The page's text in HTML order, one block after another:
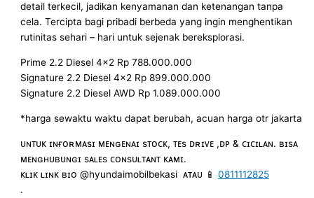
detail terkecil, jadikan kenyamanan dan ketenangan tanpa
cela. Tercipta bagi pribadi berbeda yang ingin menghentikan
rutinitas sehari – hari untuk sejenak bereksplorasi.
Prime 2.2 Diesel 4×2 Rp 788.000.000
Signature 2.2 Diesel 4×2 Rp 899.000.000
Signature 2.2 Diesel AWD Rp 1.089.000.000
*harga sewaktu waktu dapat berubah, acuan harga otr jakarta
ᴜɴᴛᴜᴋ ɪɴғᴏʀᴍᴀsɪ ᴍᴇɴɢᴇɴᴀɪ sᴛᴏᴄᴋ, ᴛᴇs ᴅʀɪᴠᴇ ,ᴅᴘ & ᴄɪᴄɪʟᴀɴ. ʙɪsᴀ
ᴍᴇɴɢʜᴜʙᴜɴɢɪ sᴀʟᴇs ᴄᴏɴsᴜʟᴛᴀɴᴛ ᴋᴀᴍɪ.
ᴋʟɪᴋ ʟɪɴᴋ ʙɪᴏ @hyundaimobilbekasi ᴀᴛᴀᴜ 📱0811112825
.